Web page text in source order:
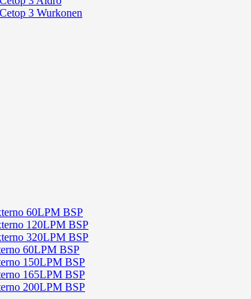
3 Wurkonen
60LPM BSP
120LPM BSP
320LPM BSP
60LPM BSP
150LPM BSP
165LPM BSP
200LPM BSP